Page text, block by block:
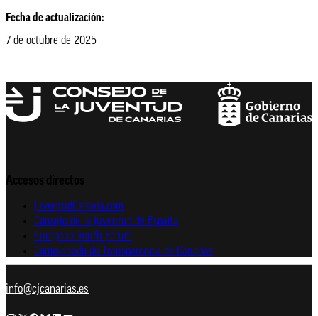
Fecha de actualización:
7 de octubre de 2025
JuventudCanaria.com
Consejo de la Juventud de España
European Youth Forum
Comisionado de Transparencia de Canarias
info@cjcanarias.es